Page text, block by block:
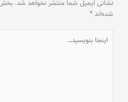
نشانی ایمیل شما منتشر نخواهد شد.
شده‌اند*
بنویسید…